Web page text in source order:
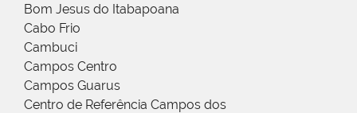
Bom Jesus do Itabapoana
Cabo Frio
Cambuci
Campos Centro
Campos Guarus
Centro de Referência Campos dos